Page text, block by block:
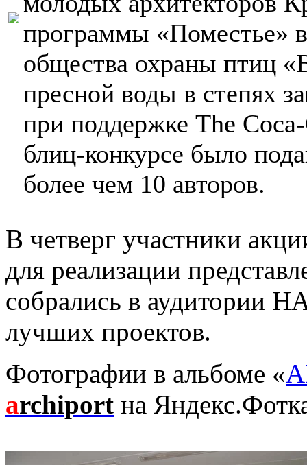
программы «Поместье»
общества охраны птиц
пресной воды в степях
при поддержке The
блиц-конкурсе было
более чем 10 авторов.
В четверг участники
для реализации
собрались в аудитории
лучших проектов.
Фотографии в альбоме «
archiport на